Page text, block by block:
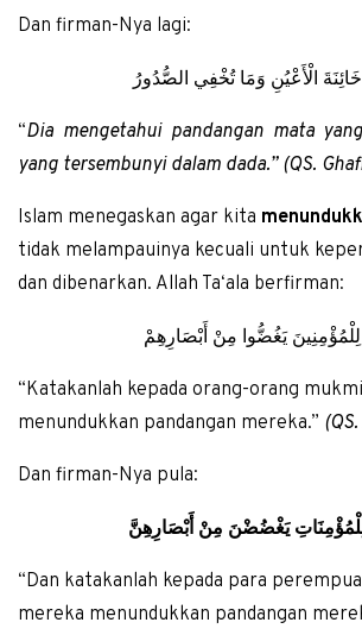
Dan firman-Nya lagi:
الْأَعْيُنِ وَمَا تُخْفِي الصُّدُورُ
“Dia mengetahui pandangan mata
yang tersembunyi dalam dada.” (QS.
Islam menegaskan agar kita
tidak melampauinya kecuali untuk
dan dibenarkan. Allah Ta‘ala berfirman:
يَغُضُّوا مِنْ أَبْصَارِهِمْ
“Katakanlah kepada orang-orang
menundukkan pandangan mereka.”
Dan firman-Nya pula:
يَغْضُضْنَ مِنْ أَبْصَارِهِنَّ
“Dan katakanlah kepada para
mereka menundukkan pandangan